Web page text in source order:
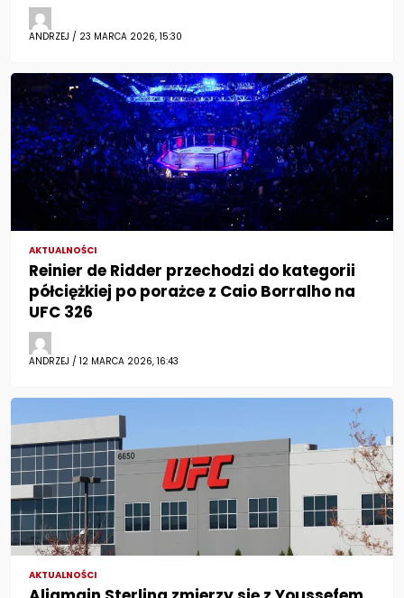
ANDRZEJ / 23 MARCA 2026, 15:30
AKTUALNOŚCI
Reinier de Ridder przechodzi do kategorii
półciężkiej po porażce z Caio Borralho na
UFC 326
ANDRZEJ / 12 MARCA 2026, 16:43
AKTUALNOŚCI